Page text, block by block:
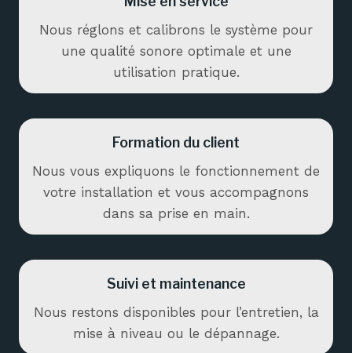
Nous réglons et calibrons le système pour
une qualité sonore optimale et une
utilisation pratique.
Formation du client
Nous vous expliquons le fonctionnement de
votre installation et vous accompagnons
dans sa prise en main.
Suivi et maintenance
Nous restons disponibles pour l’entretien, la
mise à niveau ou le dépannage.